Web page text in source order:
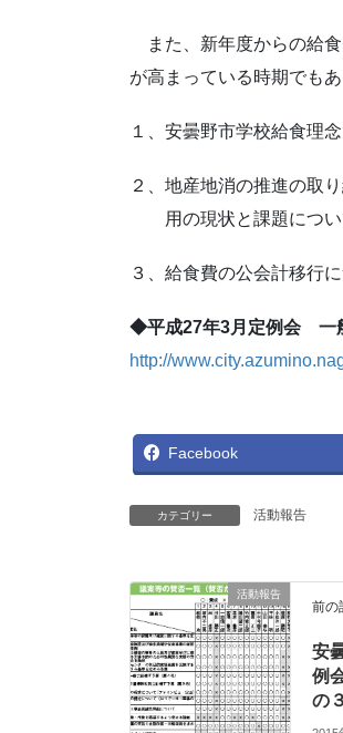
また、新年度からの給
が高まっている時期でも
１、安曇野市学校給食理
２、地産地消の推進の取
用の現状と課題につい
３、給食費の公会計移行
◆平成27年3月定例会 一
http://
Facebook
カテゴリー 活動報告
活動報告
前の
安
例
の